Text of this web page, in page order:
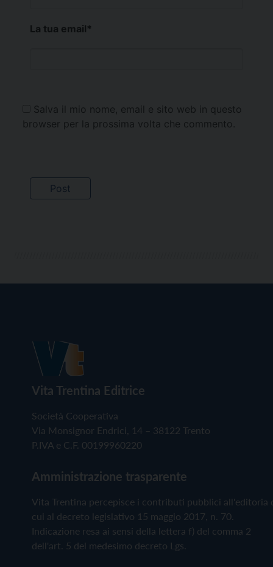
La tua email*
Salva il mio nome, email e sito web in questo
browser per la prossima volta che commento.
Vita Trentina Editrice
Società Cooperativa
Via Monsignor Endrici, 14 – 38122 Trento
P.IVA e C.F. 00199960220
Amministrazione trasparente
Vita Trentina percepisce i contributi pubblici all'editoria
cui al decreto legislativo 15 maggio 2017, n. 70.
Indicazione resa ai sensi della lettera f) del comma 2
dell'art. 5 del medesimo decreto Lgs.